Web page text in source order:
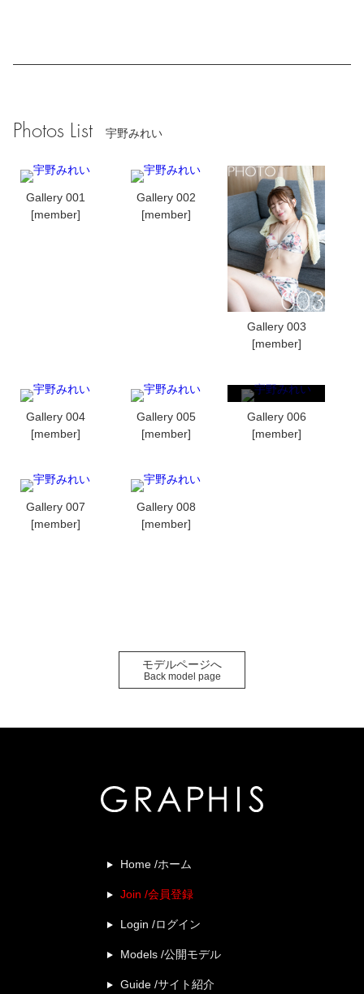
Photos List 宇野みれい
Gallery 001
[member]
Gallery 002
[member]
Gallery 003
[member]
Gallery 004
[member]
Gallery 005
[member]
Gallery 006
[member]
Gallery 007
[member]
Gallery 008
[member]
モデルページへ
Back model page
Home /ホーム
Join /会員登録
Login /ログイン
Models /公開モデル
Guide /サイト紹介